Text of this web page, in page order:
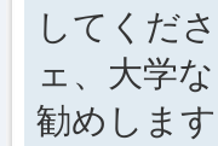
してくだ
ェ、大学
勧めしま